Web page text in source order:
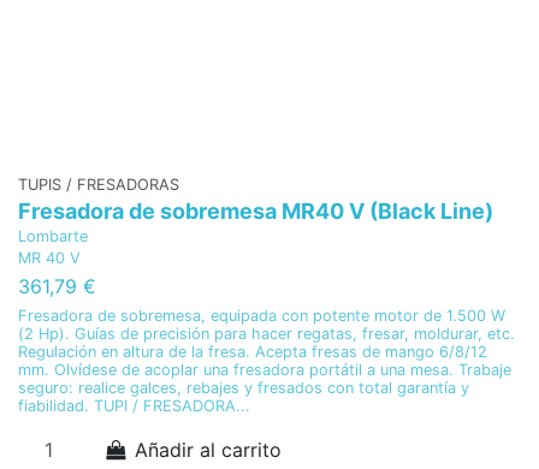
TUPIS / FRESADORAS
Fresadora de sobremesa MR40 V (Black Line)
Lombarte
MR 40 V
361,79 €
Fresadora de sobremesa, equipada con potente motor de 1.500 W
(2 Hp). Guías de precisión para hacer regatas, fresar, moldurar, etc.
Regulación en altura de la fresa. Acepta fresas de mango 6/8/12
mm. Olvídese de acoplar una fresadora portátil a una mesa. Trabaje
seguro: realice galces, rebajes y fresados con total garantía y
fiabilidad. TUPI / FRESADORA...
Añadir al carrito